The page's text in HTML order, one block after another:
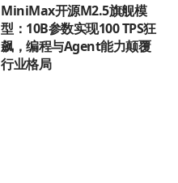
MiniMax开源M2.5旗舰模
型：10B参数实现100 TPS狂
飙，编程与Agent能力颠覆
行业格局